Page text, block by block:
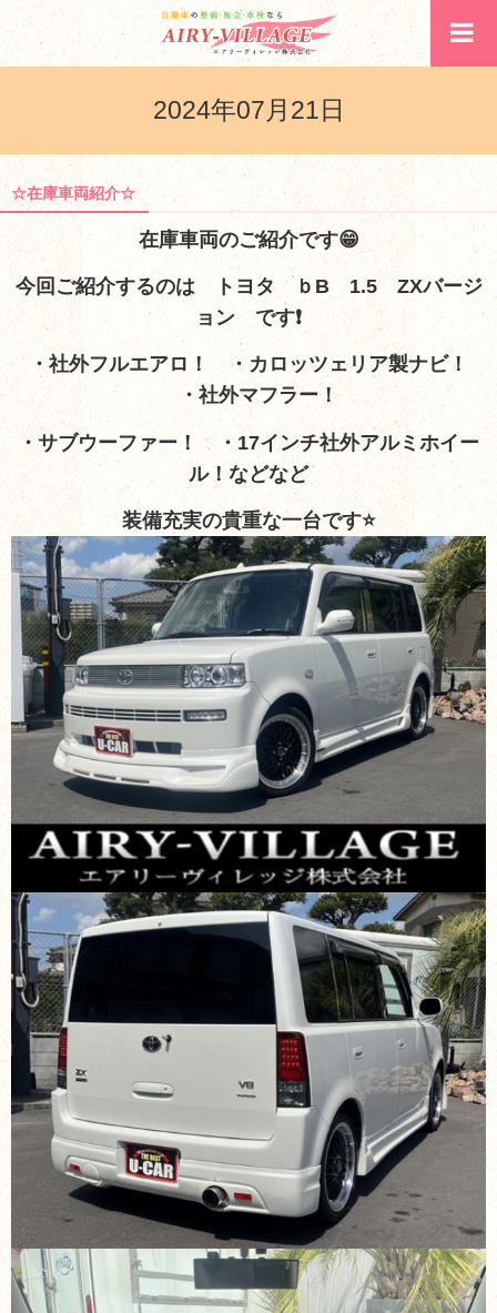
2024年07月21日
☆在庫車両紹介☆
在庫車両のご紹介です😁
今回ご紹介するのは トヨタ ｂB 1.5 ZXバージ
ョン です❗
・社外フルエアロ！ ・カロッツェリア製ナビ！
・社外マフラー！
・サブウーファー！ ・17インチ社外アルミホイー
ル！などなど
装備充実の貴重な一台です⭐